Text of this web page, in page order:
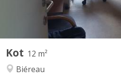
Kot 12 m²
Biéreau